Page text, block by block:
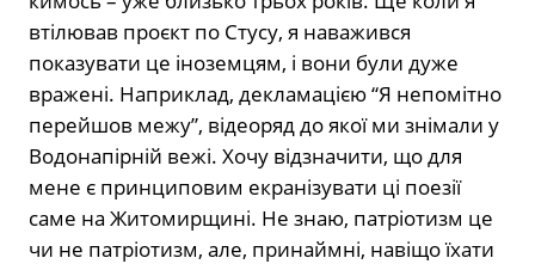
втілював проєкт по Стусу, я наважився
показувати це іноземцям, і вони були дуже
вражені. Наприклад, декламацією “Я непомітно
перейшов межу”, відеоряд до якої ми знімали у
Водонапірній вежі. Хочу відзначити, що для
мене є принциповим екранізувати ці поезії
саме на Житомирщині. Не знаю, патріотизм це
чи не патріотизм, але, принаймні, навіщо їхати